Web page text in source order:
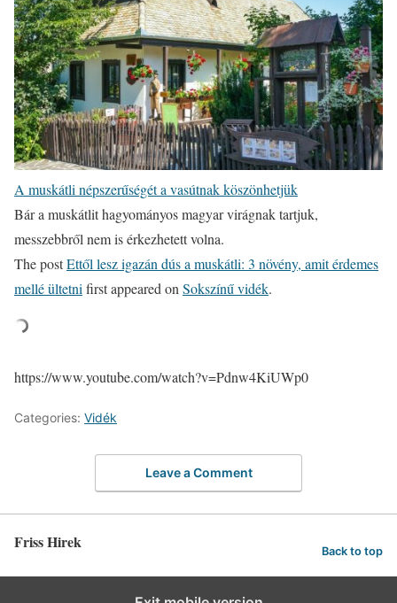
A muskátli népszerűségét a vasútnak köszönhetjük
Bár a muskátlit hagyományos magyar virágnak tartjuk,
messzebbről nem is érkezhetett volna.
The postEttől lesz igazán dús a muskátli: 3 növény, amit érdemes
mellé ültetni first appeared on Sokszínű vidék.
https://www.youtube.com/watch?v=Pdnw4KiUWp0
Categories: Vidék
Leave a Comment
Friss Hirek Back to top